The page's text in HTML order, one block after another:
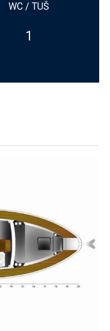
WC / TUŠ
1